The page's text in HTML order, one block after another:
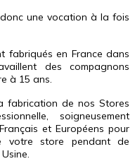
une vocation à la fois
fabriqués en France dans
des compagnons
à 15 ans.
fabrication de nos Stores
soigneusement
et Européens pour
votre store pendant de